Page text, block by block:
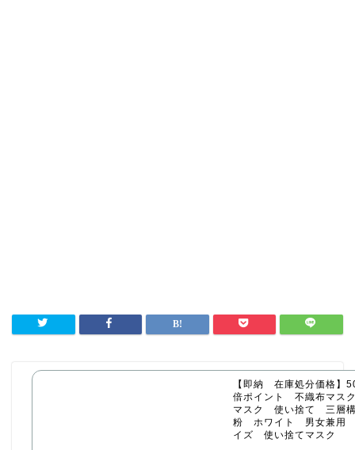
【即納 在庫処分価格
倍ポイント 不織布マ
マスク 使い捨て 三層
粉 ホワイト 男女兼用
イズ 使い捨てマスク